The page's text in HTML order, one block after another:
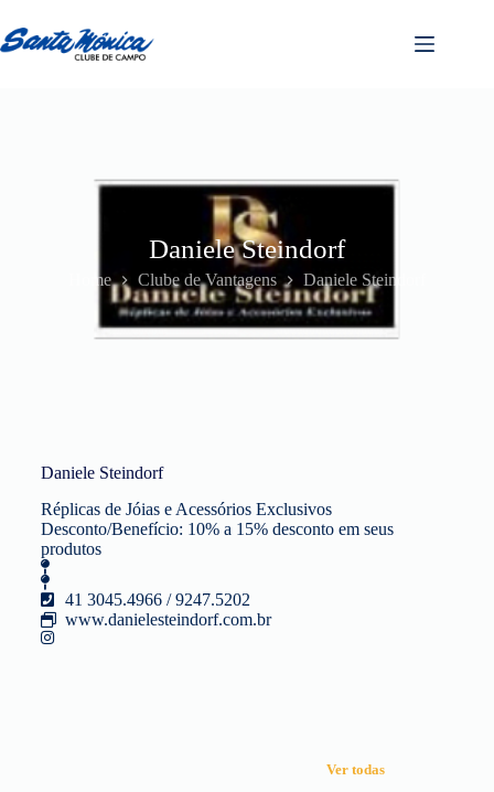
Daniele Steindorf
Home Clube de Vantagens Daniele Steindorf
Daniele Steindorf
Réplicas de Jóias e Acessórios Exclusivos
Desconto/Benefício: 10% a 15% desconto em seus
produtos
41 3045.4966 / 9247.5202
www.danielesteindorf.com.br
Ver todas